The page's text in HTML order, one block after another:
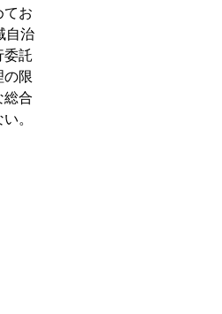
てお
自治
委託
の限
総合
。